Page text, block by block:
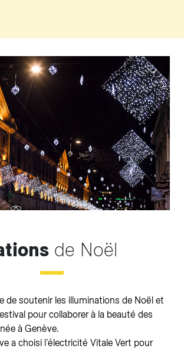
de Noël
de soutenir les illuminations de Noël et
pour collaborer à la beauté des
à Genève.
a choisi l’électricité Vitale Vert pour